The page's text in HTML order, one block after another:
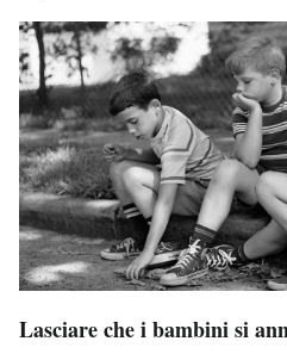
Lasciare che i bambini si